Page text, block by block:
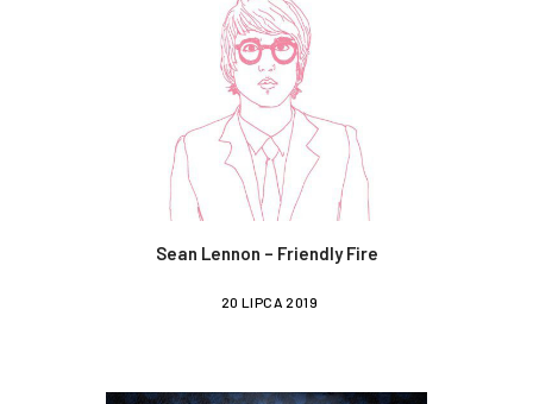
Sean Lennon – Friendly Fire
20 LIPCA 2019